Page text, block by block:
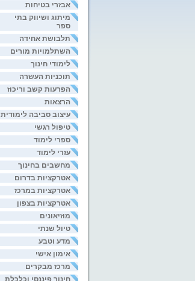
אבזרי בטיחות
מיתוג ושיווק בתי
ספר
תלבושת אחידה
השתלמויות מורים
לימודי חינוך
תוכניות העשרה
הפרעות קשב וריכוז
הרצאות
עיצוב סביבה לימודית
טיפול רגשי
ספרי לימוד
עזרי לימוד
מחשבים בחינוך
אטרקציות בדרום
אטרקציות במרכז
אטרקציות בצפון
מוזיאונים
טיול שנתי
מדע וטבע
אימון אישי
מרכז מבקרים
חינוך פיננסי וכלכלת